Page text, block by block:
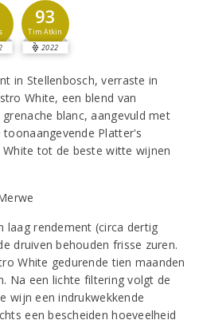
93
Tim Atkin
2022
in Stellenbosch, verraste in
White, een blend van
blanc, aangevuld met
Platter's
tot de beste witte wijnen
laag rendement (circa dertig
druiven behouden frisse zuren.
White gedurende tien maanden
Na een lichte filtering volgt de
wijn een indrukwekkende
een bescheiden hoeveelheid